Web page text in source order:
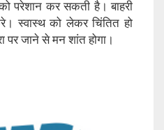
परेशान कर सकती है। बाहरी
स्वास्थ को लेकर चिंतित हो
पर जाने से मन शांत होगा।